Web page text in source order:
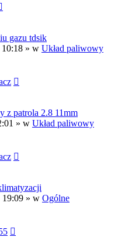
gazu tdsik
» w Układ paliwowy
z patrola 2.8 11mm
» w Układ paliwowy
19:09 » w Ogólne